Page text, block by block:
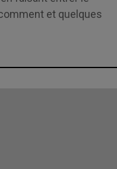
et quelques